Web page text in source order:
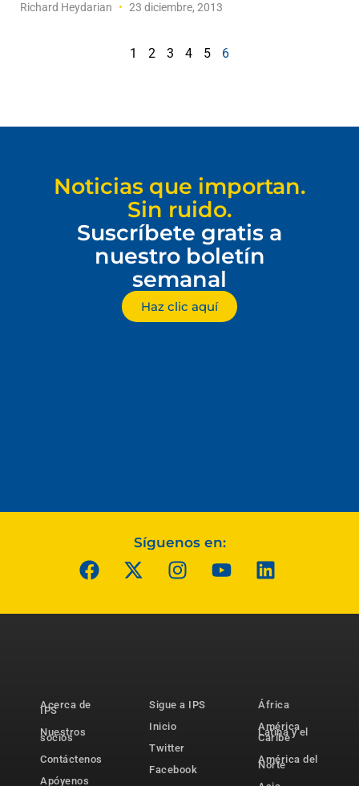
Richard Heydarian 23 diciembre, 2013
1 2 3 4 5 6
Noticias que importan.
Sin ruido.
Suscríbete gratis a
nuestro boletín
semanal
Haz clic aquí
Síguenos en:
Acerca de
IPS
Nuestros
socios
Contáctenos
Apóyenos
Sigue a IPS
Inicio
Twitter
Facebook
África
América
Latina y el
Caribe
América del
Norte